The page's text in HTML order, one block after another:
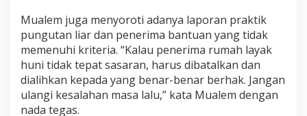
Mualem juga menyoroti adanya laporan praktik
pungutan liar dan penerima bantuan yang tidak
memenuhi kriteria. “Kalau penerima rumah layak
huni tidak tepat sasaran, harus dibatalkan dan
dialihkan kepada yang benar-benar berhak. Jangan
ulangi kesalahan masa lalu,” kata Mualem dengan
nada tegas.